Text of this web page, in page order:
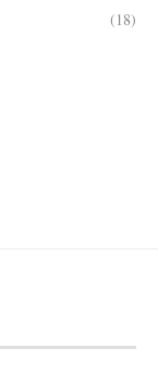
(18)